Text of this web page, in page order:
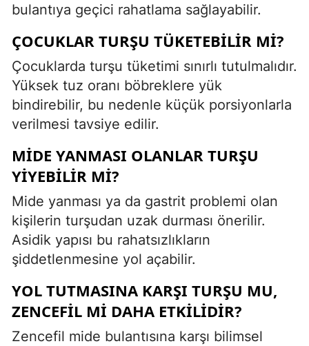
bulantıya geçici rahatlama sağlayabilir.
ÇOCUKLAR TURŞU TÜKETEBILIR MI?
Çocuklarda turşu tüketimi sınırlı tutulmalıdır.
Yüksek tuz oranı böbreklere yük
bindirebilir, bu nedenle küçük porsiyonlarla
verilmesi tavsiye edilir.
MIDE YANMASI OLANLAR TURŞU
YIYEBILIR MI?
Mide yanması ya da gastrit problemi olan
kişilerin turşudan uzak durması önerilir.
Asidik yapısı bu rahatsızlıkların
şiddetlenmesine yol açabilir.
YOL TUTMASINA KARŞI TURŞU MU,
ZENCEFIL MI DAHA ETKILIDIR?
Zencefil mide bulantısına karşı bilimsel